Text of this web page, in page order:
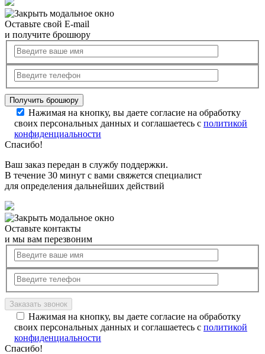
Оставьте свой E-mail
и получите брошюру
Нажимая на кнопку, вы даете согласие на обработку
своих персональных данных и соглашаетесь с политикой
конфиденциальности
Спасибо!
Ваш заказ передан в службу поддержки.
В течение 30 минут с вами свяжется специалист
для определения дальнейших действий
Оставьте контакты
и мы вам перезвоним
Нажимая на кнопку, вы даете согласие на обработку
своих персональных данных и соглашаетесь с политикой
конфиденциальности
Спасибо!